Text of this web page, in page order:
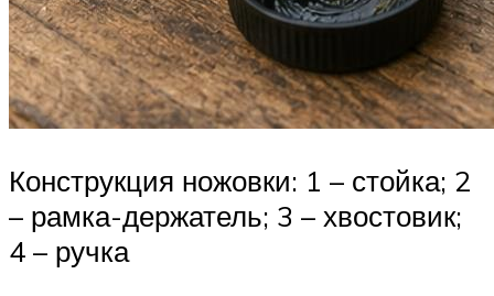
Конструкция ножовки: 1 – стойка; 2
– рамка-держатель; 3 – хвостовик;
4 – ручка